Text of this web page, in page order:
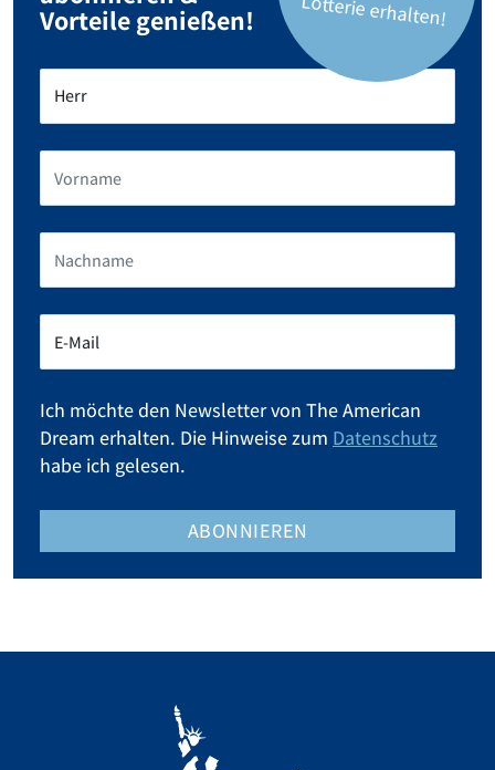
Vorteile genießen! Lotterie erhalten!
Ich möchte den Newsletter von The American
Dream erhalten. Die Hinweise zum Datenschutz
habe ich gelesen.
ABONNIEREN